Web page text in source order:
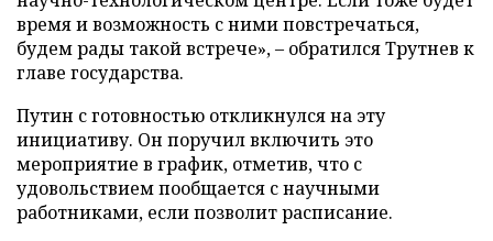
время и возможность с ними повстречаться,
будем рады такой встрече», – обратился Трутнев к
главе государства.
Путин с готовностью откликнулся на эту
инициативу. Он поручил включить это
мероприятие в график, отметив, что с
удовольствием пообщается с научными
работниками, если позволит расписание.